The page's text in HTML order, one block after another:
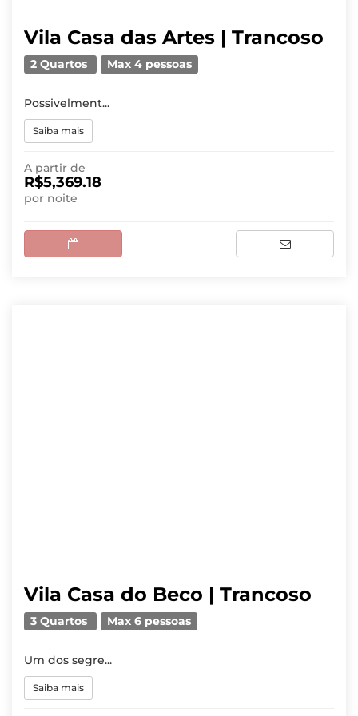
Vila Casa das Artes | Trancoso
2 Quartos Max 4 pessoas
Possivelment...
Saiba mais
A partir de
R$5,369.18
por noite
Vila Casa do Beco | Trancoso
3 Quartos Max 6 pessoas
Um dos segre...
Saiba mais